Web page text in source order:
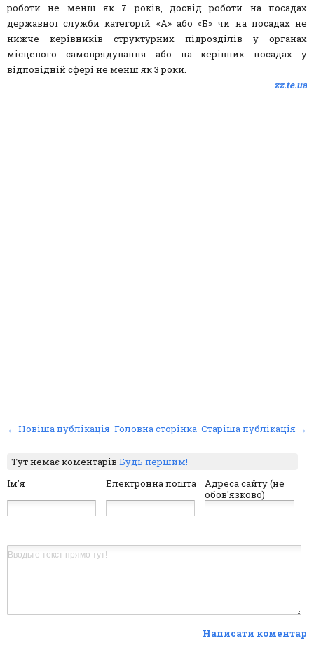
роботи не менш як 7 років, досвід роботи на посадах
державної служби категорій «А» або «Б» чи на посадах не
нижче керівників структурних підрозділів у органах
місцевого самоврядування або на керівних посадах у
відповідній сфері не менш як 3 роки.
zz.te.ua
← Новіша публікація Старіша публікація →
Головна сторінка
Тут немає коментарівБудь першим!
Ім'я
Електронна пошта
Адреса сайту (не
обов'язково)
Написати коментар